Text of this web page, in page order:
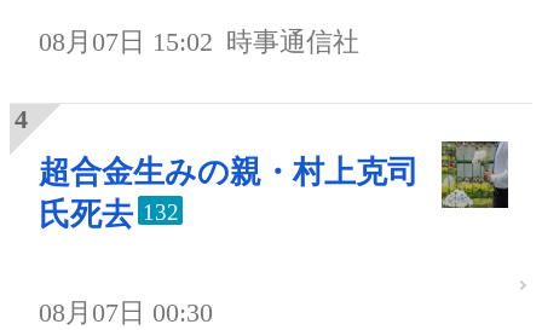
08月07日 15:02 時事通信社
超合金生みの親・村上克司
氏死去 132
08月07日 00:30